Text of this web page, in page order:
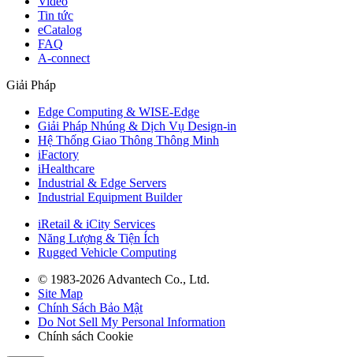
Tin tức
eCatalog
FAQ
A-connect
Giải Pháp
Edge Computing & WISE-Edge
Giải Pháp Nhúng & Dịch Vụ Design-in
Hệ Thống Giao Thông Thông Minh
iFactory
iHealthcare
Industrial & Edge Servers
Industrial Equipment Builder
iRetail & iCity Services
Năng Lượng & Tiện Ích
Rugged Vehicle Computing
© 1983-2026 Advantech Co., Ltd.
Site Map
Chính Sách Bảo Mật
Do Not Sell My Personal Information
Chính sách Cookie